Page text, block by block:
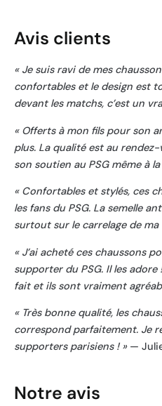
Avis clients
« Je suis ravi de mes
confortables et le design est
devant les matchs, c’est un
« Offerts à mon fils pour son
plus. La qualité est au
son soutien au PSG même à
« Confortables et stylés, ces
les fans du PSG. La semelle
surtout sur le carrelage de ma
« J’ai acheté ces chaussons
supporter du PSG. Il les
fait et ils sont vraiment
« Très bonne qualité, les
correspond parfaitement. Je
supporters parisiens ! »—
Notre avis